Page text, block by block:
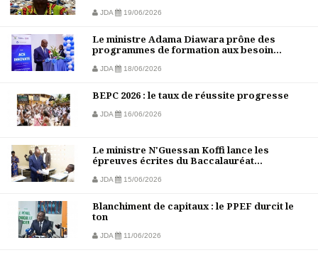
JDA 19/06/2026
Le ministre Adama Diawara prône des
programmes de formation aux besoin...
JDA 18/06/2026
BEPC 2026 : le taux de réussite progresse
JDA 16/06/2026
Le ministre N'Guessan Koffi lance les
épreuves écrites du Baccalauréat...
JDA 15/06/2026
Blanchiment de capitaux : le PPEF durcit le
ton
JDA 11/06/2026